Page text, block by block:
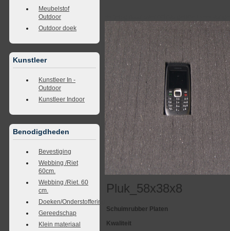
Meubelstof
Outdoor
Outdoor doek
Kunstleer
Kunstleer In -
Outdoor
Kunstleer Indoor
Benodigdheden
Bevestiging
Webbing /Riet
60cm.
Webbing /Riet. 60
cm.
Doeken/Onderstoffering
Gereedschap
Klein materiaal
Pluk_58x38x8
Schuimrubber Platen
Kwaliteit